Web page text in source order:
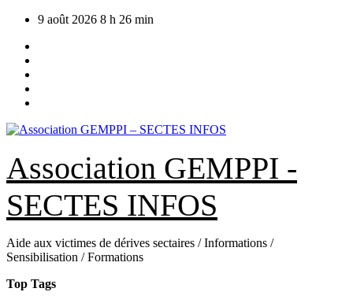
Skip
content
9 août 2026 8 h 26 min
Association GEMPPI -
SECTES INFOS
Aide aux victimes de dérives sectaires / Informations /
Sensibilisation / Formations
Top Tags